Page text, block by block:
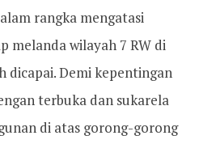
rangka mengatasi
melanda wilayah 7 RW di
dicapai. Demi kepentingan
terbuka dan sukarela
di atas gorong-gorong